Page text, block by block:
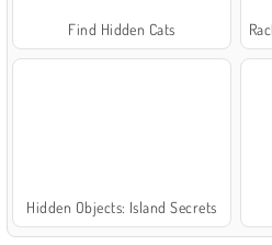
Find Hidden Cats
Hidden Objects: Island Secrets